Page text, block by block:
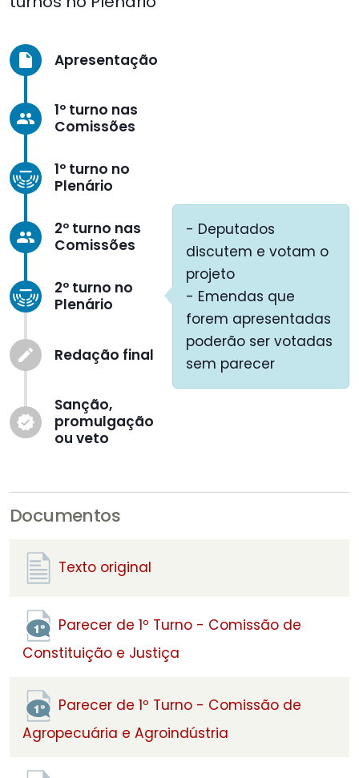
insert_drive_file Apresentação
group
1º turno nas
Comissões
1º turno no
Plenário
group
2º turno nas
Comissões
2º turno no
Plenário
create Redação final
verified
Sanção,
promulgação
ou veto
- Deputados
discutem e votam o
projeto
- Emendas que
forem apresentadas
poderão ser votadas
sem parecer
Documentos
Texto original
Parecer de 1º Turno - Comissão de
Constituição e Justiça
Parecer de 1º Turno - Comissão de
Agropecuária e Agroindústria